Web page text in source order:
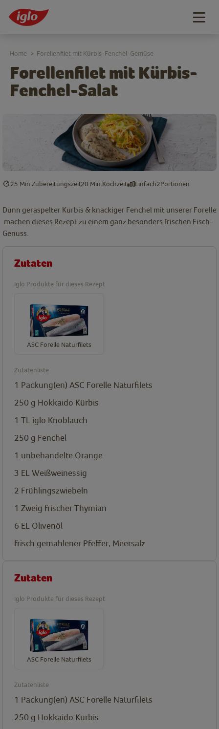
Forellenfilet mit Kürbis-
Fenchel-Salat
Home > Forellenfilet mit Kürbis-Fenchel-Gemüse
25 Min. Zubereitungszeit20 Min. Kochzeit Einfach2Portionen
Dünn geraspelter Kürbis & knackiger Fenchel mit unserer Forelle
machen dieses Rezept zu einem ganz besonders frischen Fisch-
Genuss.
Zutaten
Iglo Produkte für dieses Rezept
ASC Forelle Naturfilets
Zutatenliste
1 Packung(en) ASC Forelle Naturfilets
250 g Hokkaido Kürbis
1 TL iglo Knoblauch
250 g Fenchel
1 unbehandelte Orange
3 EL Weißweinessig
2 Frühlingszwiebeln
1 Zweig frischer Thymian
6 EL Olivenöl
frisch gemahlener Pfeffer, Meersalz
Zutaten
Iglo Produkte für dieses Rezept
ASC Forelle Naturfilets
Zutatenliste
1 Packung(en) ASC Forelle Naturfilets
250 g Hokkaido Kürbis